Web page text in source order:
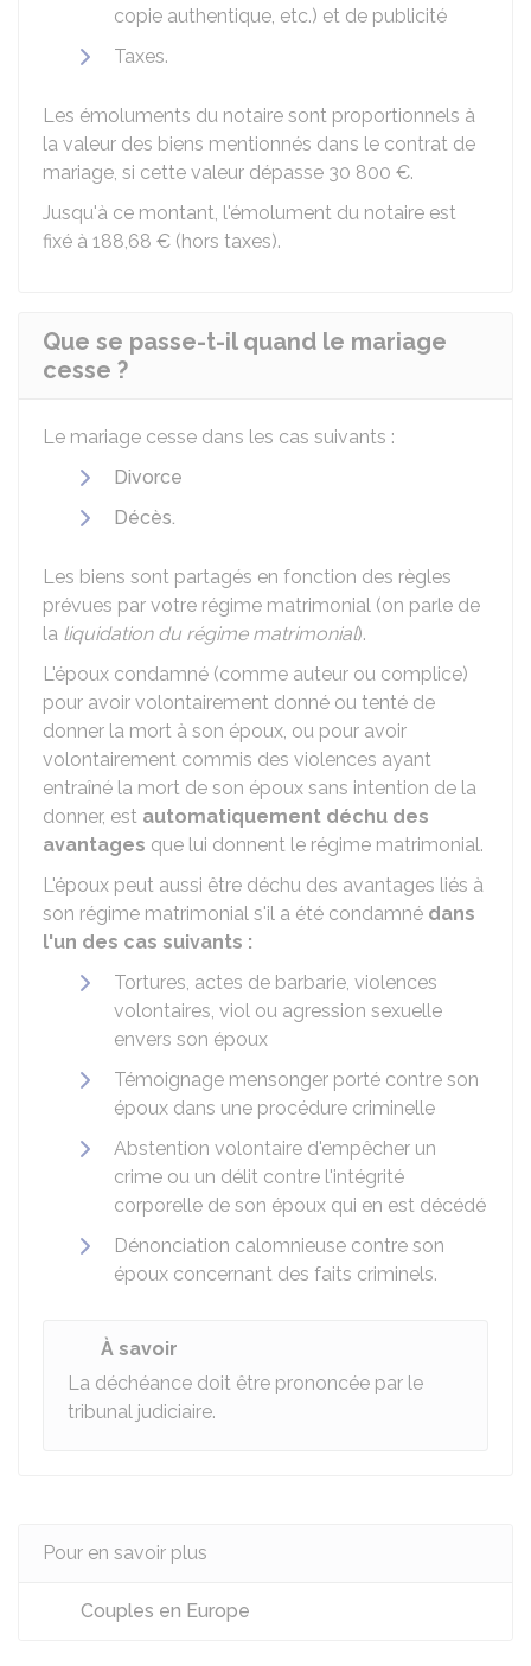
copie authentique, etc.) et de publicité
Taxes.
Les émoluments du notaire sont proportionnels à
la valeur des biens mentionnés dans le contrat de
mariage, si cette valeur dépasse 30 800 €.
Jusqu'à ce montant, l'émolument du notaire est
fixé à 188,68 € (hors taxes).
Que se passe-t-il quand le mariage
cesse ?
Le mariage cesse dans les cas suivants :
Divorce
Décès.
Les biens sont partagés en fonction des règles
prévues par votre régime matrimonial (on parle de
la liquidation du régime matrimonial).
L'époux condamné (comme auteur ou complice)
pour avoir volontairement donné ou tenté de
donner la mort à son époux, ou pour avoir
volontairement commis des violences ayant
entraîné la mort de son époux sans intention de la
donner, est automatiquement déchu des
avantages que lui donnent le régime matrimonial.
L'époux peut aussi être déchu des avantages liés à
son régime matrimonial s'il a été condamné dans
l'un des cas suivants :
Tortures, actes de barbarie, violences
volontaires, viol ou agression sexuelle
envers son époux
Témoignage mensonger porté contre son
époux dans une procédure criminelle
Abstention volontaire d'empêcher un
crime ou un délit contre l'intégrité
corporelle de son époux qui en est décédé
Dénonciation calomnieuse contre son
époux concernant des faits criminels.
À savoir
La déchéance doit être prononcée par le
tribunal judiciaire.
Pour en savoir plus
Couples en Europe